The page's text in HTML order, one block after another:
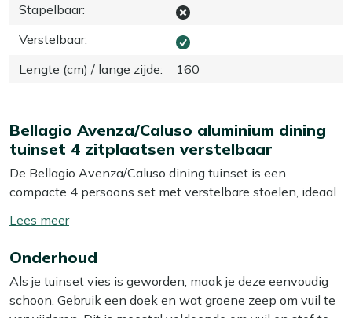
Stapelbaar:
Verstelbaar:
Lengte (cm) / lange zijde: 160
Bellagio Avenza/Caluso aluminium dining
tuinset 4 zitplaatsen verstelbaar
De Bellagio Avenza/Caluso dining tuinset is een
compacte 4 persoons set met verstelbare stoelen, ideaal
grootste balkon hebt. Het aluminium frame is licht van
meer ruimte nodig hebt. De combinatie van ademend
textileen en een extra geharde glazen tafel maakt deze
set geschikt als je graag lang na tafelt, zonder dat je je
Toon/verberg
meer
Onderhoud
Als je tuinset vies is geworden, maak je deze eenvoudig
schoon. Gebruik een doek en wat groene zeep om vuil te